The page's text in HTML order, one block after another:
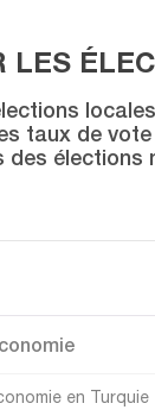
taux de
des
en Turquie